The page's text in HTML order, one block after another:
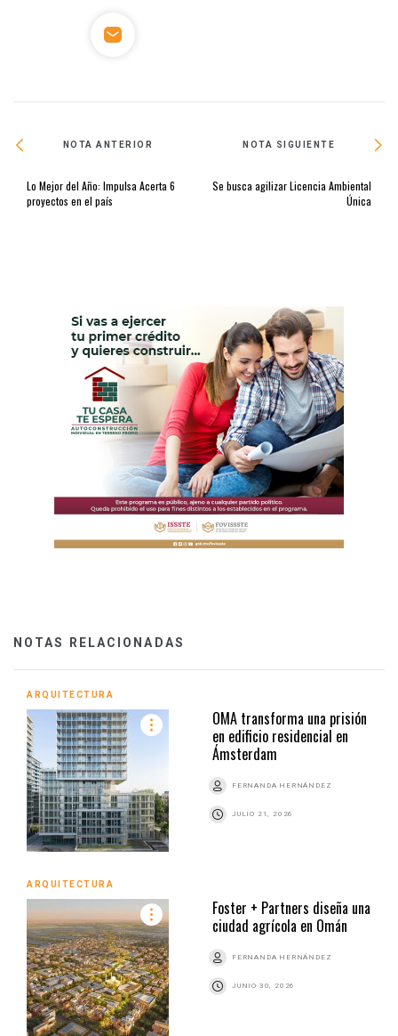
NOTA ANTERIOR
Lo Mejor del Año: Impulsa Acerta 6
proyectos en el país
NOTA SIGUIENTE
Se busca agilizar Licencia Ambiental
Única
NOTAS RELACIONADAS
ARQUITECTURA
OMA transforma una prisión
en edificio residencial en
Ámsterdam
FERNANDA HERNÁNDEZ
JULIO 21, 2026
ARQUITECTURA
Foster + Partners diseña una
ciudad agrícola en Omán
FERNANDA HERNÁNDEZ
JUNIO 30, 2026